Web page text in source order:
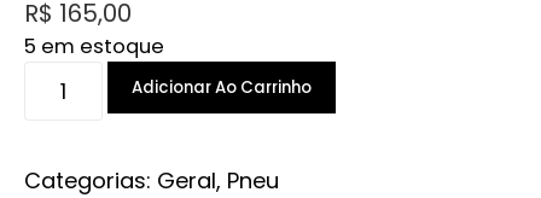
R$ 165,00
5 em estoque
PNEU
80/100-
WINNER
Adicionar Ao Carrinho
Categorias: Geral, Pneu